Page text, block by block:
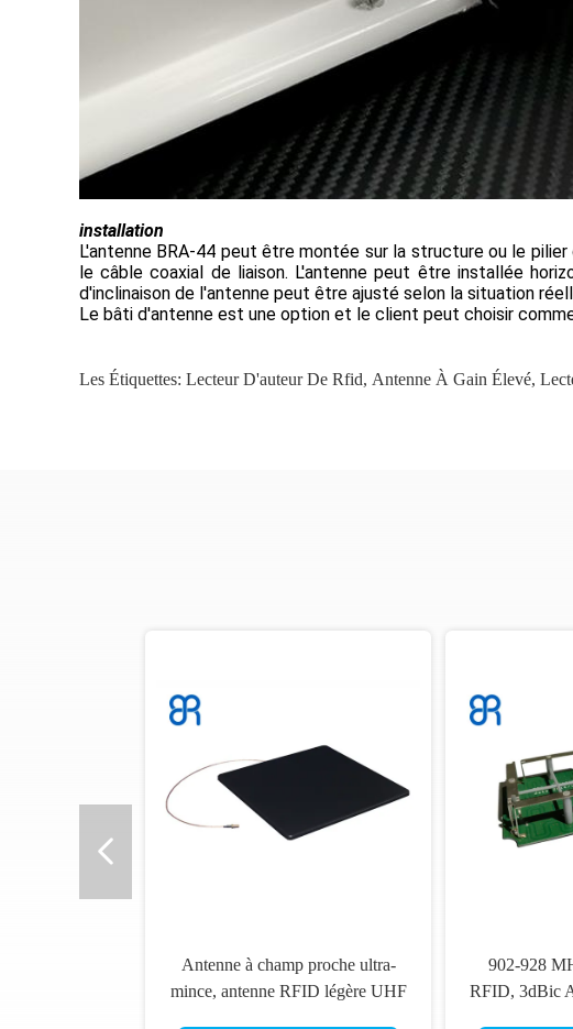
installation
L'antenne BRA-44 peut être montée sur la structure ou le
le câble coaxial de liaison. L'antenne peut être installée
d'inclinaison de l'antenne peut être ajusté selon la situation
Le bâti d'antenne est une option et le client peut choisir
Les Étiquettes: Lecteur D'auteur De Rfid, Antenne À Gain Élevé,
Antenne à champ proche ultra-
mince, antenne RFID légère UHF
902-928
RFID, 3dBic